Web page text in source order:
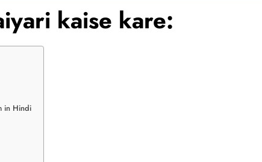
kaise kare:
in Hindi